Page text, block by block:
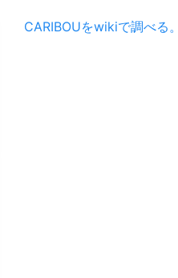
CARIBOUをwikiで調べる。